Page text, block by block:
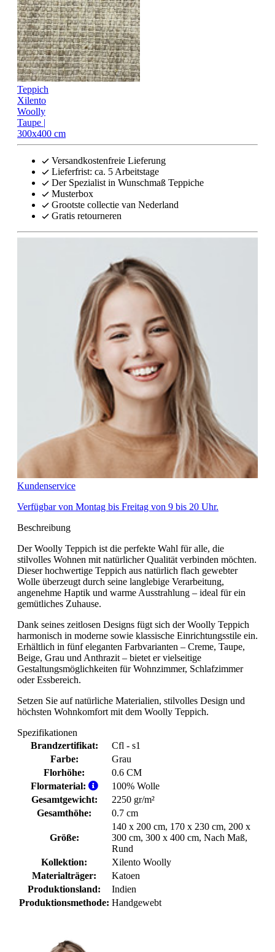
Teppich
Xilento
Woolly
Taupe |
300x400 cm
Versandkostenfreie Lieferung
Lieferfrist: ca. 5 Arbeitstage
Der Spezialist in Wunschmaß Teppiche
Musterbox
Grootste collectie van Nederland
Gratis retourneren
Kundenservice
Verfügbar von Montag bis Freitag von 9 bis 20 Uhr.
Beschreibung
Der Woolly Teppich ist die perfekte Wahl für alle, die
stilvolles Wohnen mit natürlicher Qualität verbinden möchten.
Dieser hochwertige Teppich aus natürlich flach gewebter
Wolle überzeugt durch seine langlebige Verarbeitung,
angenehme Haptik und warme Ausstrahlung – ideal für ein
gemütliches Zuhause.
Dank seines zeitlosen Designs fügt sich der Woolly Teppich
harmonisch in moderne sowie klassische Einrichtungsstile ein.
Erhältlich in fünf eleganten Farbvarianten – Creme, Taupe,
Beige, Grau und Anthrazit – bietet er vielseitige
Gestaltungsmöglichkeiten für Wohnzimmer, Schlafzimmer
oder Essbereich.
Setzen Sie auf natürliche Materialien, stilvolles Design und
höchsten Wohnkomfort mit dem Woolly Teppich.
Spezifikationen
Brandzertifikat:
Cfl - s1
Farbe:
Grau
Florhöhe:
0.6 CM
Flormaterial:
100% Wolle
Gesamtgewicht:
2250 gr/m²
Gesamthöhe:
0.7 cm
Größe:
140 x 200 cm, 170 x 230 cm, 200 x
300 cm, 300 x 400 cm, Nach Maß,
Rund
Kollektion:
Xilento Woolly
Materialträger:
Katoen
Produktionsland:
Indien
Produktionsmethode: Handgewebt